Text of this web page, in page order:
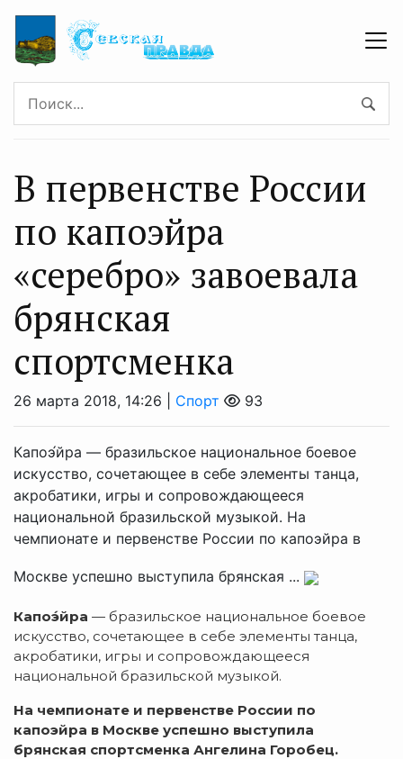
В первенстве России
по капоэйра
«серебро» завоевала
брянская
спортсменка
26 марта 2018, 14:26 | Спорт 93
Капоэ́йра — бразильское национальное боевое
искусство, сочетающее в себе элементы танца,
акробатики, игры и сопровождающееся
национальной бразильской музыкой. На
чемпионате и первенстве России по капоэйра в
Москве успешно выступила брянская ...
Капоэ́йра — бразильское национальное боевое
искусство, сочетающее в себе элементы танца,
акробатики, игры и сопровождающееся
национальной бразильской музыкой.
На чемпионате и первенстве России по
капоэйра в Москве успешно выступила
брянская спортсменка Ангелина Горобец.